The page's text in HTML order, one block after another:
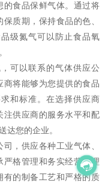
的食品保鲜气体。通过将
质期，保持食品的色、
级氮气可以防止食品氧
可以联系的气体供应公
商将能够为您提供的食品
和标准。在选择供应商
注供应商的服务水平和配
达您的企业。
，供应各种工业气体、
严格管理和务实经营的理
有的制备工艺和严格的质